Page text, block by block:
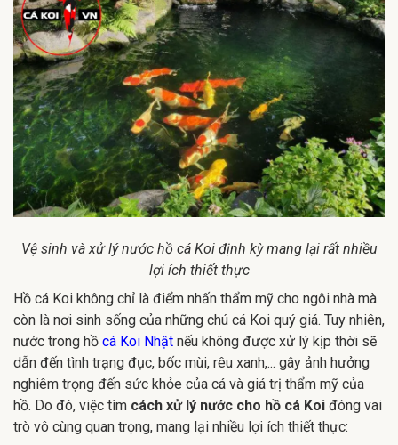
Vệ sinh và xử lý nước hồ cá Koi định kỳ mang lại rất nhiều
lợi ích thiết thực
Hồ cá Koi không chỉ là điểm nhấn thẩm mỹ cho ngôi nhà mà
còn là nơi sinh sống của những chú cá Koi quý giá. Tuy nhiên,
nước trong hồ cá Koi Nhật nếu không được xử lý kịp thời sẽ
dẫn đến tình trạng đục, bốc mùi, rêu xanh,... gây ảnh hưởng
nghiêm trọng đến sức khỏe của cá và giá trị thẩm mỹ của
hồ. Do đó, việc tìm cách xử lý nước cho hồ cá Koi đóng vai
trò vô cùng quan trọng, mang lại nhiều lợi ích thiết thực: